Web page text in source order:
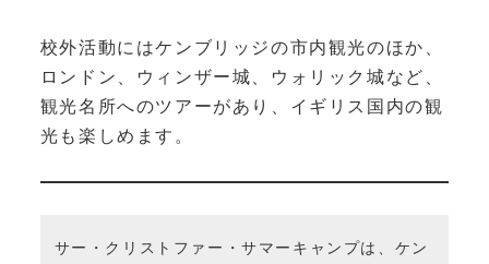
校外活動にはケンブリッジの市内観光のほか、
ロンドン、ウィンザー城、ウォリック城など、
観光名所へのツアーがあり、イギリス国内の観
光も楽しめます。
サー・クリストファー・サマーキャンプは、ケン